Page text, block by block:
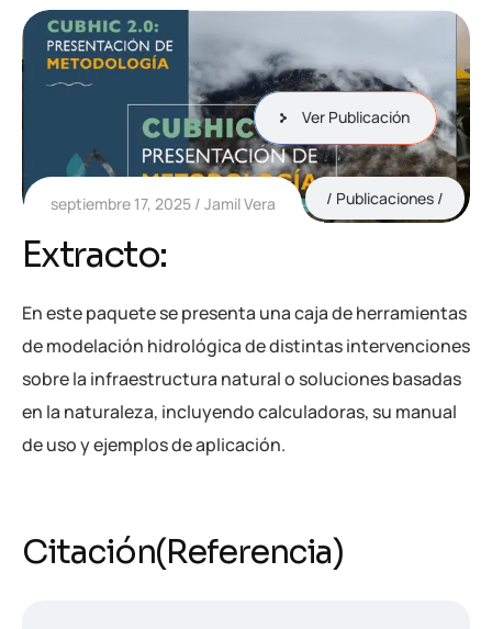
septiembre 17, 2025 Jamil Vera Publicaciones
Ver Publicación
Extracto:
En este paquete se presenta una caja de herramientas
de modelación hidrológica de distintas intervenciones
sobre la infraestructura natural o soluciones basadas
en la naturaleza, incluyendo calculadoras, su manual
de uso y ejemplos de aplicación.
Citación(Referencia)